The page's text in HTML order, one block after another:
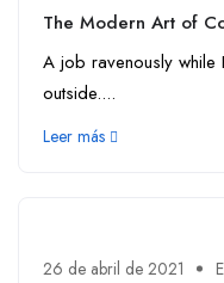
The Modern Art of
A job ravenously while
outside....
Leer más
26 de abril de 2021